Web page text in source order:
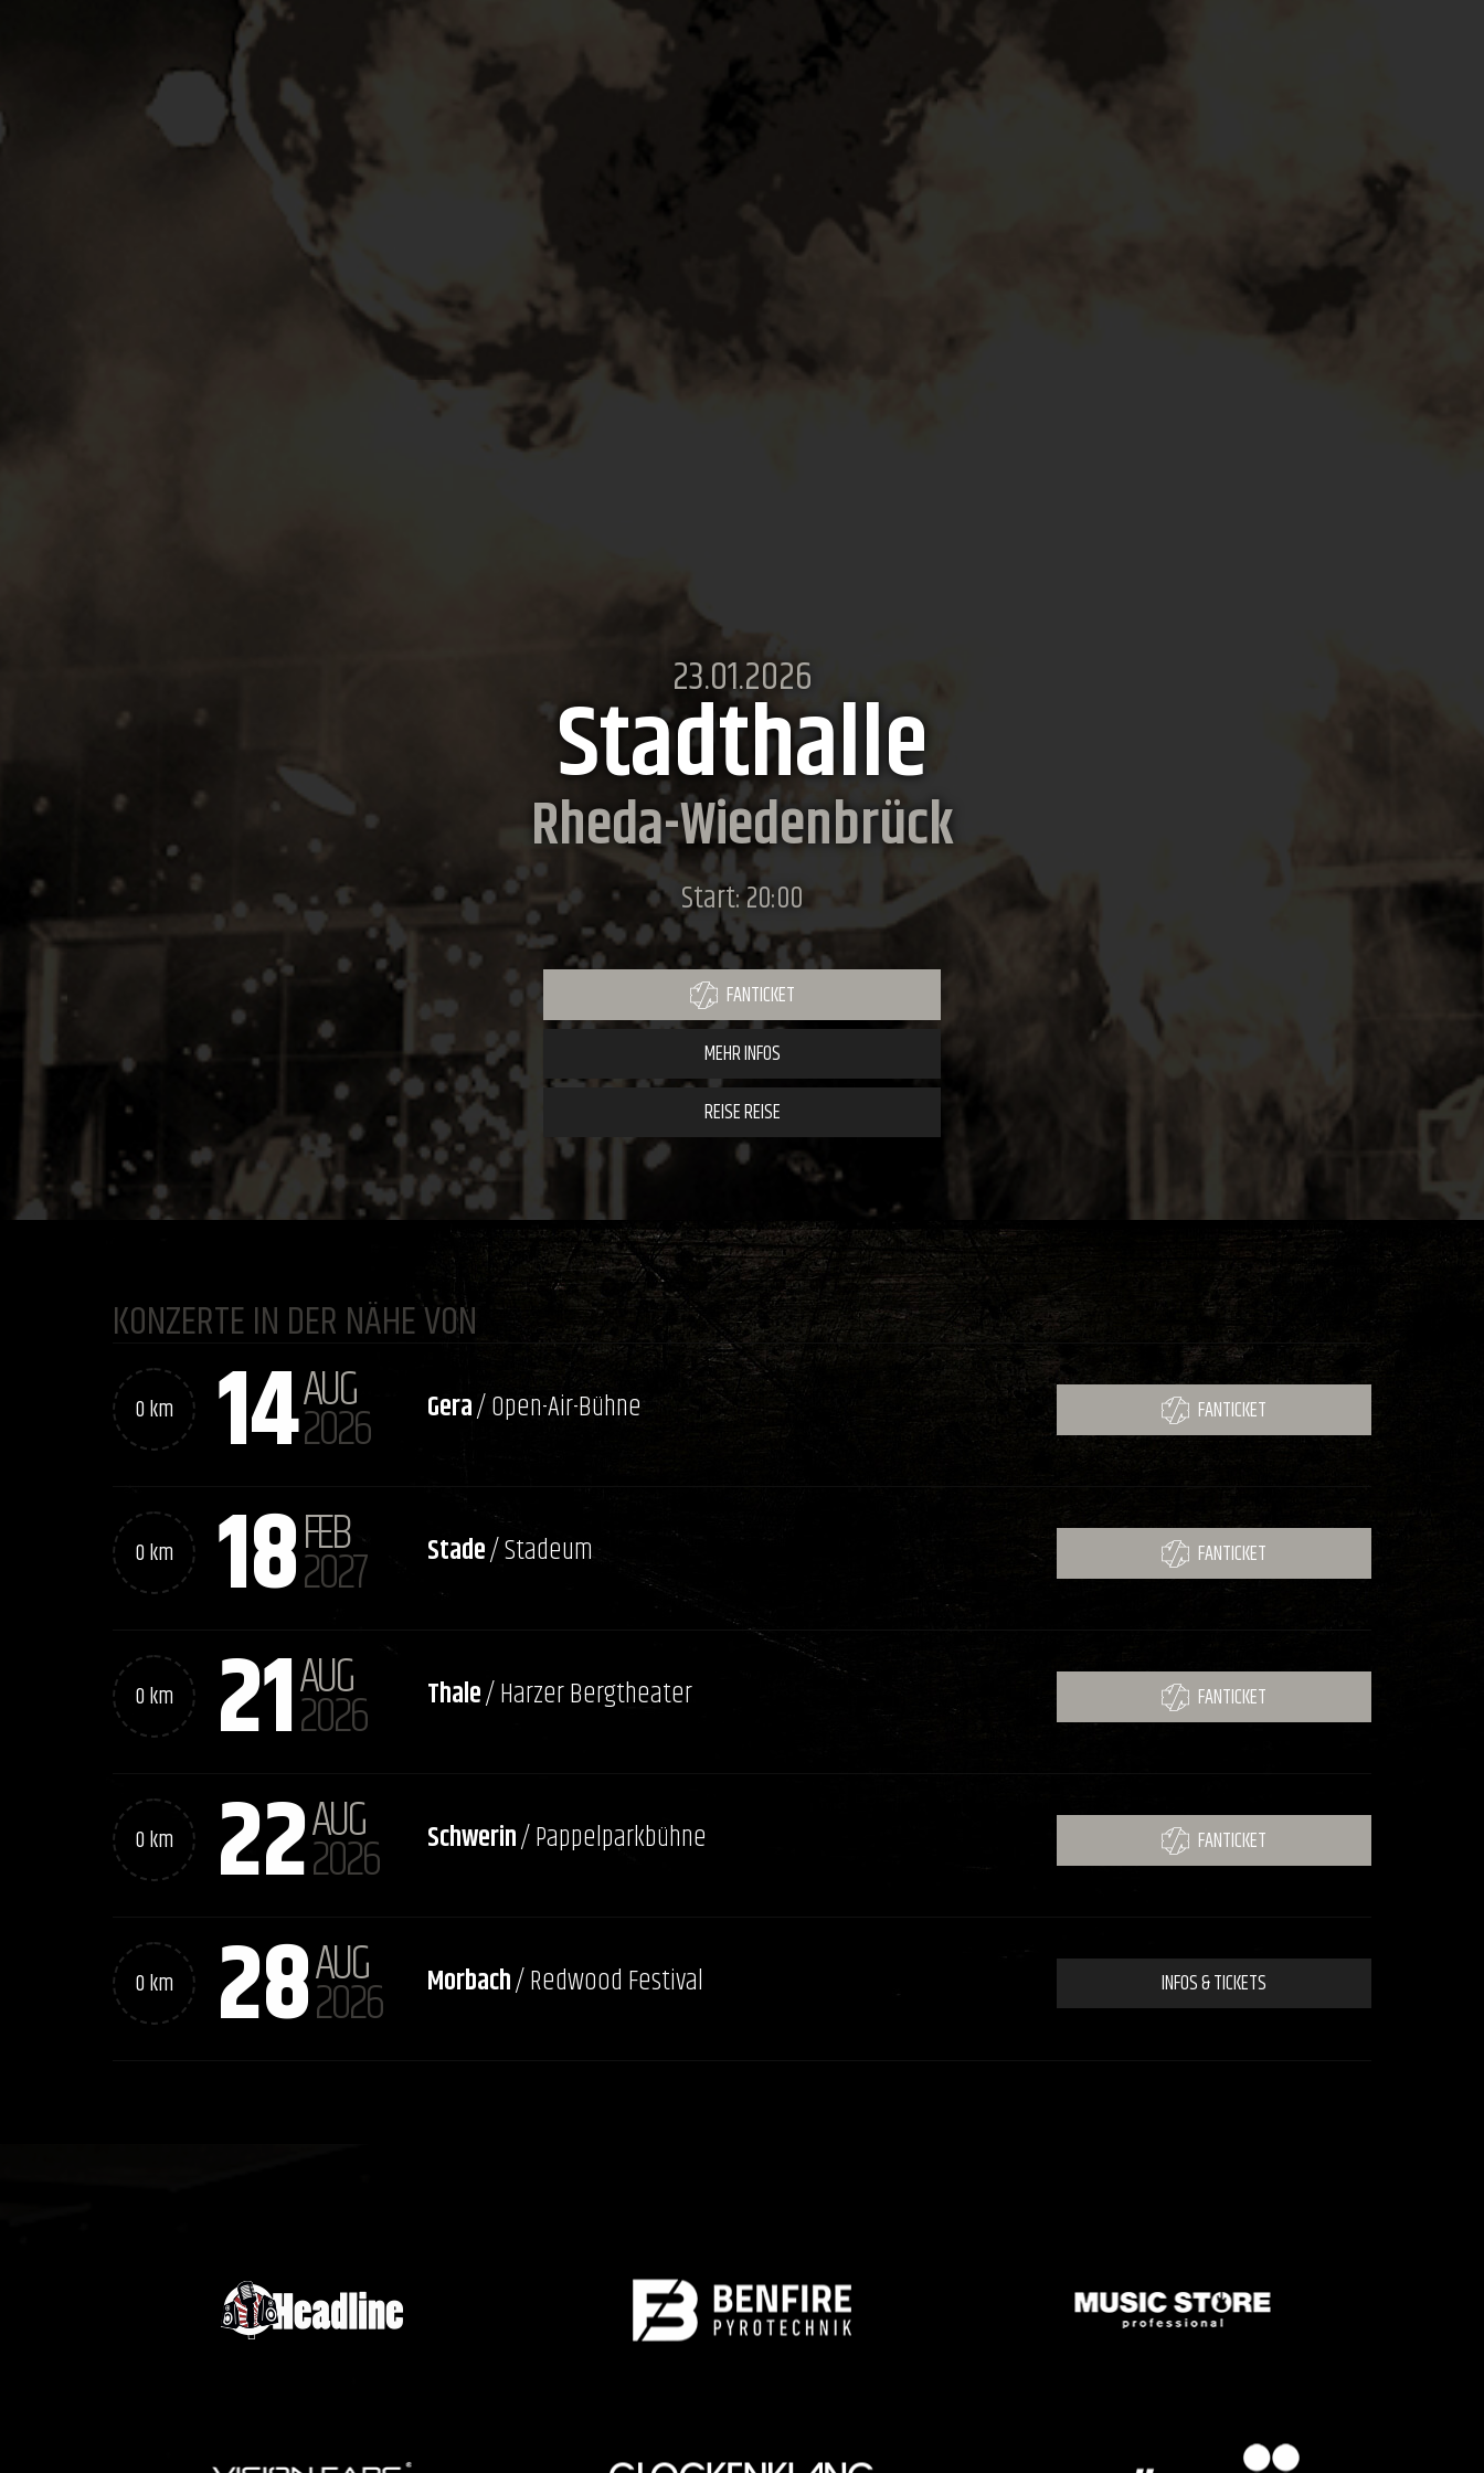
23.01.2026
Stadthalle
Rheda-Wiedenbrück
Start: 20:00
FANTICKET
MEHR INFOS
REISE REISE
KONZERTE IN DER NÄHE VON
0 km 14AUG
2026 Gera/ Open-Air-Bühne FANTICKET
0 km 18FEB
2027 Stade/ Stadeum FANTICKET
0 km 21AUG
2026 Thale/ Harzer Bergtheater FANTICKET
0 km 22AUG
2026 Schwerin/ Pappelparkbühne FANTICKET
0 km 28AUG
2026 Morbach/ Redwood Festival INFOS & TICKETS